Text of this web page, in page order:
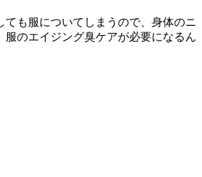
も服についてしまうので、 身体のニ
服のエイジング臭ケアが必要になるん